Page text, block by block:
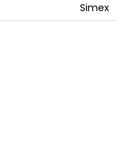
Simex